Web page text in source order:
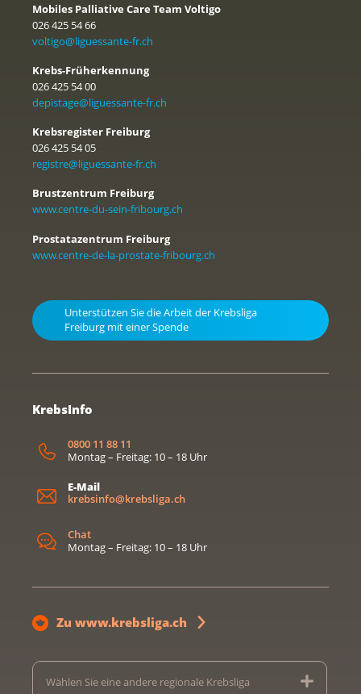
Mobiles Palliative Care Team Voltigo
026 425 54 66
voltigo@liguessante-fr.ch
Krebs-Früherkennung
026 425 54 00
depistage@liguessante-fr.ch
Krebsregister Freiburg
026 425 54 05
registre@liguessante-fr.ch
Brustzentrum Freiburg
www.centre-du-sein-fribourg.ch
Prostatazentrum Freiburg
www.centre-de-la-prostate-fribourg.ch
Unterstützen Sie die Arbeit der Krebsliga
Freiburg mit einer Spende
KrebsInfo
0800 11 88 11
Montag – Freitag: 10 – 18 Uhr
E-Mail
krebsinfo@krebsliga.ch
Chat
Montag – Freitag: 10 – 18 Uhr
Zu www.krebsliga.ch
Wählen Sie eine andere regionale Krebsliga